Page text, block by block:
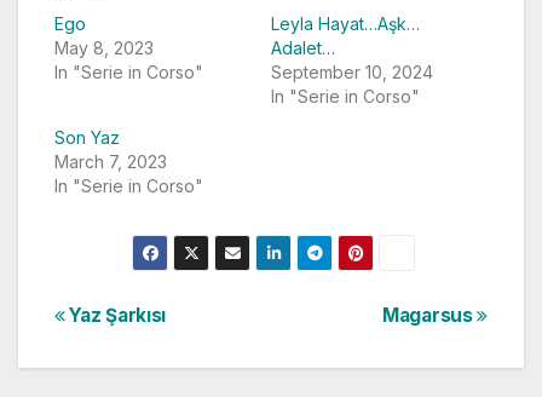
Ego
May 8, 2023
In "Serie in Corso"
Leyla Hayat…Aşk…
Adalet…
September 10, 2024
In "Serie in Corso"
Son Yaz
March 7, 2023
In "Serie in Corso"
Post
navigation
Magarsus
Yaz Şarkısı